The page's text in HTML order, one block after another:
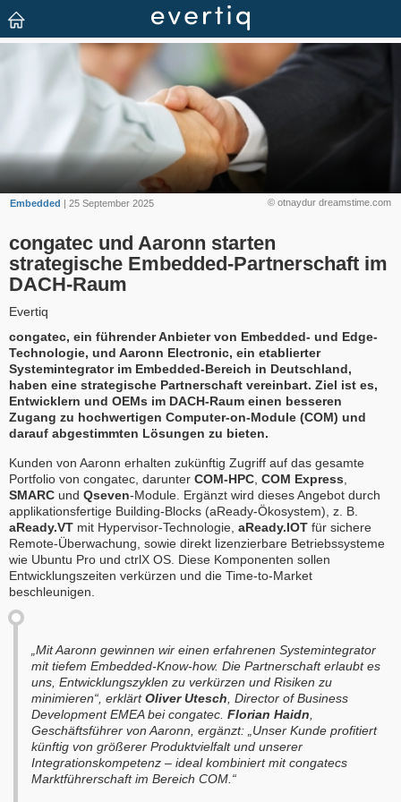
© otnaydur dreamstime.com
Embedded | 25 September 2025
congatec und Aaronn starten
strategische Embedded-Partnerschaft im
DACH-Raum
Evertiq
congatec, ein führender Anbieter von Embedded- und Edge-
Technologie, und Aaronn Electronic, ein etablierter
Systemintegrator im Embedded-Bereich in Deutschland,
haben eine strategische Partnerschaft vereinbart. Ziel ist es,
Entwicklern und OEMs im DACH-Raum einen besseren
Zugang zu hochwertigen Computer-on-Module (COM) und
darauf abgestimmten Lösungen zu bieten.
Kunden von Aaronn erhalten zukünftig Zugriff auf das gesamte
Portfolio von congatec, darunter COM-HPC COM Express
SMARC und Qseven-Module. Ergänzt wird dieses Angebot durch
applikationsfertige Building-Blocks (aReady-Ökosystem), z. B.
aReady.VT mit Hypervisor-Technologie, aReady.IOT für sichere
Remote-Überwachung, sowie direkt lizenzierbare Betriebssysteme
wie Ubuntu Pro und ctrlX OS. Diese Komponenten sollen
Entwicklungszeiten verkürzen und die Time-to-Market
beschleunigen.
„Mit Aaronn gewinnen wir einen erfahrenen Systemintegrator
mit tiefem Embedded-Know-how. Die Partnerschaft erlaubt es
uns, Entwicklungszyklen zu verkürzen und Risiken zu
minimieren“, erklärtOliver Utesch , Director of Business
Development EMEA bei congatec. Florian Haidn
Geschäftsführer von Aaronn, ergänzt: „Unser Kunde profitiert
künftig von größerer Produktvielfalt und unserer
Integrationskompetenz – ideal kombiniert mit congatecs
Marktführerschaft im Bereich COM.“